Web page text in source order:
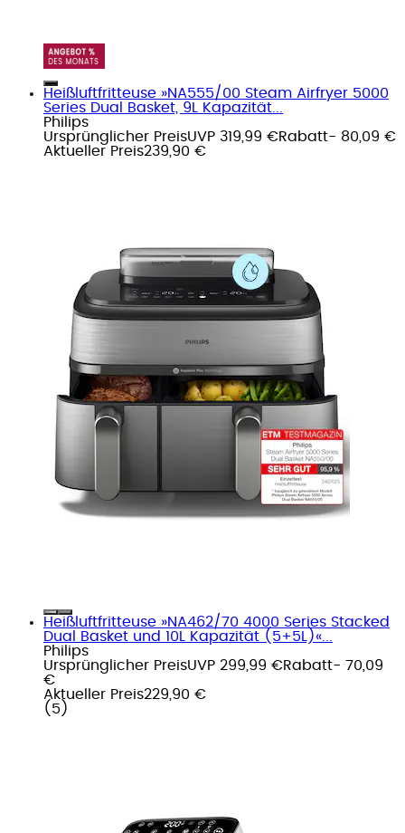
Heißluftfritteuse »NA555/00 Steam Airfryer 5000
Series Dual Basket, 9L Kapazität...
Philips
Ursprünglicher PreisUVP 319,99 €Rabatt- 80,09 €
Aktueller Preis239,90 €
Heißluftfritteuse »NA462/70 4000 Series Stacked
Dual Basket und 10L Kapazität (5+5L)«...
Philips
Ursprünglicher PreisUVP 299,99 €Rabatt- 70,09
€
Aktueller Preis229,90 €
( 5 )